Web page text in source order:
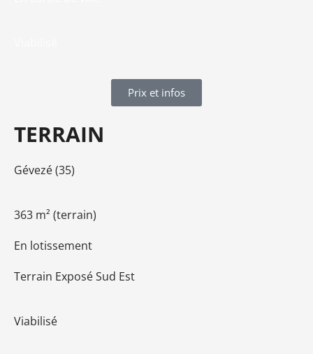
Prix et infos
TERRAIN
Gévezé (35)
363 m² (terrain)
En lotissement
Terrain Exposé Sud Est
Viabilisé